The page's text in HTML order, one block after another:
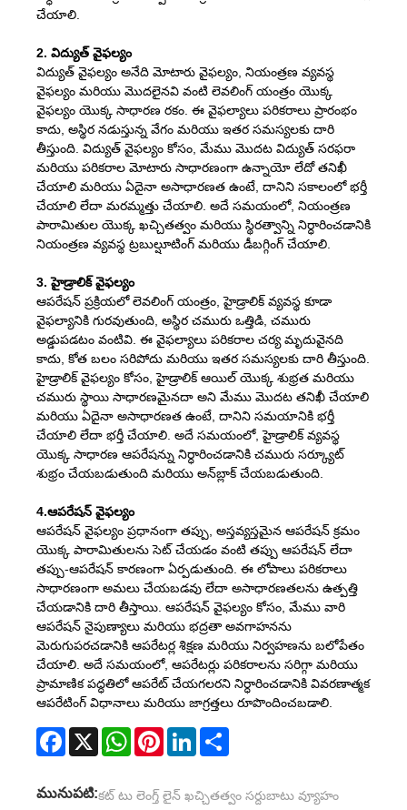
చేయాలి.
2. విద్యుత్ వైఫల్యం
విద్యుత్ వైఫల్యం అనేది మోటారు వైఫల్యం, నియంత్రణ వ్యవస్థ
వైఫల్యం మరియు మొదలైనవి వంటి లెవలింగ్ యంత్రం యొక్క
వైఫల్యం యొక్క సాధారణ రకం. ఈ వైఫల్యాలు పరికరాలు ప్రారంభం
కాదు, అస్థిర నడుస్తున్న వేగం మరియు ఇతర సమస్యలకు దారి
తీస్తుంది. విద్యుత్ వైఫల్యం కోసం, మేము మొదట విద్యుత్ సరఫరా
మరియు పరికరాల మోటారు సాధారణంగా ఉన్నాయో లేదో తనిఖీ
చేయాలి మరియు ఏదైనా అసాధారణత ఉంటే, దానిని సకాలంలో భర్తీ
చేయాలి లేదా మరమ్మత్తు చేయాలి. అదే సమయంలో, నియంత్రణ
పారామితుల యొక్క ఖచ్చితత్వం మరియు స్థిరత్వాన్ని నిర్ధారించడానికి
నియంత్రణ వ్యవస్థ ట్రబుల్షూటింగ్ మరియు డీబగ్గింగ్ చేయాలి.
3. హైడ్రాలిక్ వైఫల్యం
ఆపరేషన్ ప్రక్రియలో లెవలింగ్ యంత్రం, హైడ్రాలిక్ వ్యవస్థ కూడా
వైఫల్యానికి గురవుతుంది, అస్థిర చమురు ఒత్తిడి, చమురు
అడ్డుపడటం వంటివి. ఈ వైఫల్యాలు పరికరాల చర్య మృదువైనది
కాదు, కోత బలం సరిపోదు మరియు ఇతర సమస్యలకు దారి తీస్తుంది.
హైడ్రాలిక్ వైఫల్యం కోసం, హైడ్రాలిక్ ఆయిల్ యొక్క శుభ్రత మరియు
చమురు స్థాయి సాధారణమైనదా అని మేము మొదట తనిఖీ చేయాలి
మరియు ఏదైనా అసాధారణత ఉంటే, దానిని సమయానికి భర్తీ
చేయాలి లేదా భర్తీ చేయాలి. అదే సమయంలో, హైడ్రాలిక్ వ్యవస్థ
యొక్క సాధారణ ఆపరేషన్ను నిర్ధారించడానికి చమురు సర్క్యూట్
శుభ్రం చేయబడుతుంది మరియు అన్‌బ్లాక్ చేయబడుతుంది.
4.ఆపరేషన్ వైఫల్యం
ఆపరేషన్ వైఫల్యం ప్రధానంగా తప్పు, అస్తవ్యస్తమైన ఆపరేషన్ క్రమం
యొక్క పారామితులను సెట్ చేయడం వంటి తప్పు ఆపరేషన్ లేదా
తప్పు-ఆపరేషన్ కారణంగా ఏర్పడుతుంది. ఈ లోపాలు పరికరాలు
సాధారణంగా అమలు చేయబడవు లేదా అసాధారణతలను ఉత్పత్తి
చేయడానికి దారి తీస్తాయి. ఆపరేషన్ వైఫల్యం కోసం, మేము వారి
ఆపరేషన్ నైపుణ్యాలు మరియు భద్రతా అవగాహనను
మెరుగుపరచడానికి ఆపరేటర్ల శిక్షణ మరియు నిర్వహణను బలోపేతం
చేయాలి. అదే సమయంలో, ఆపరేటర్లు పరికరాలను సరిగ్గా మరియు
ప్రామాణిక పద్ధతిలో ఆపరేట్ చేయగలరని నిర్ధారించడానికి వివరణాత్మక
ఆపరేటింగ్ విధానాలు మరియు జాగ్రత్తలు రూపొందించబడాలి.
Facebook
X WhatsAppPinterestLinkedIn
మునుపటి:కట్ టు లెంగ్త్ లైన్ ఖచ్చితత్వం సర్దుబాటు వ్యూహం